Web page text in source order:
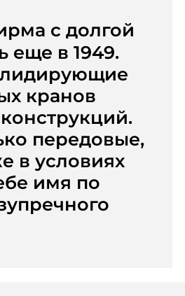
с долгой
еще в 1949.
лидирующие
кранов
передовые,
в условиях
имя по